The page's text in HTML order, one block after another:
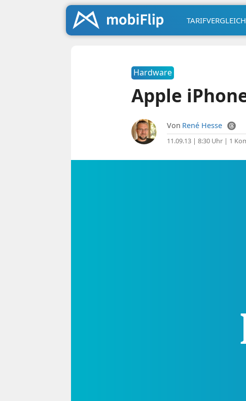
TARIFVERGLEICH
Hardware
Apple
Von René Hesse
11.09.13 | 8:30 Uhr| 1